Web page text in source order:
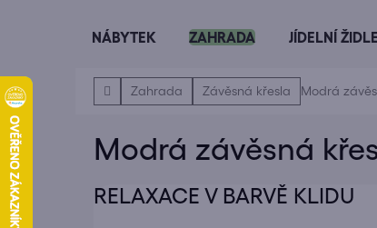
NÁBYTEK ZAHRADA JÍDELNÍ ŽIDLE
DomůZahrada Závěsná křesla Modrá
Modrá závěsná
RELAXACE V BARVĚ KLIDU